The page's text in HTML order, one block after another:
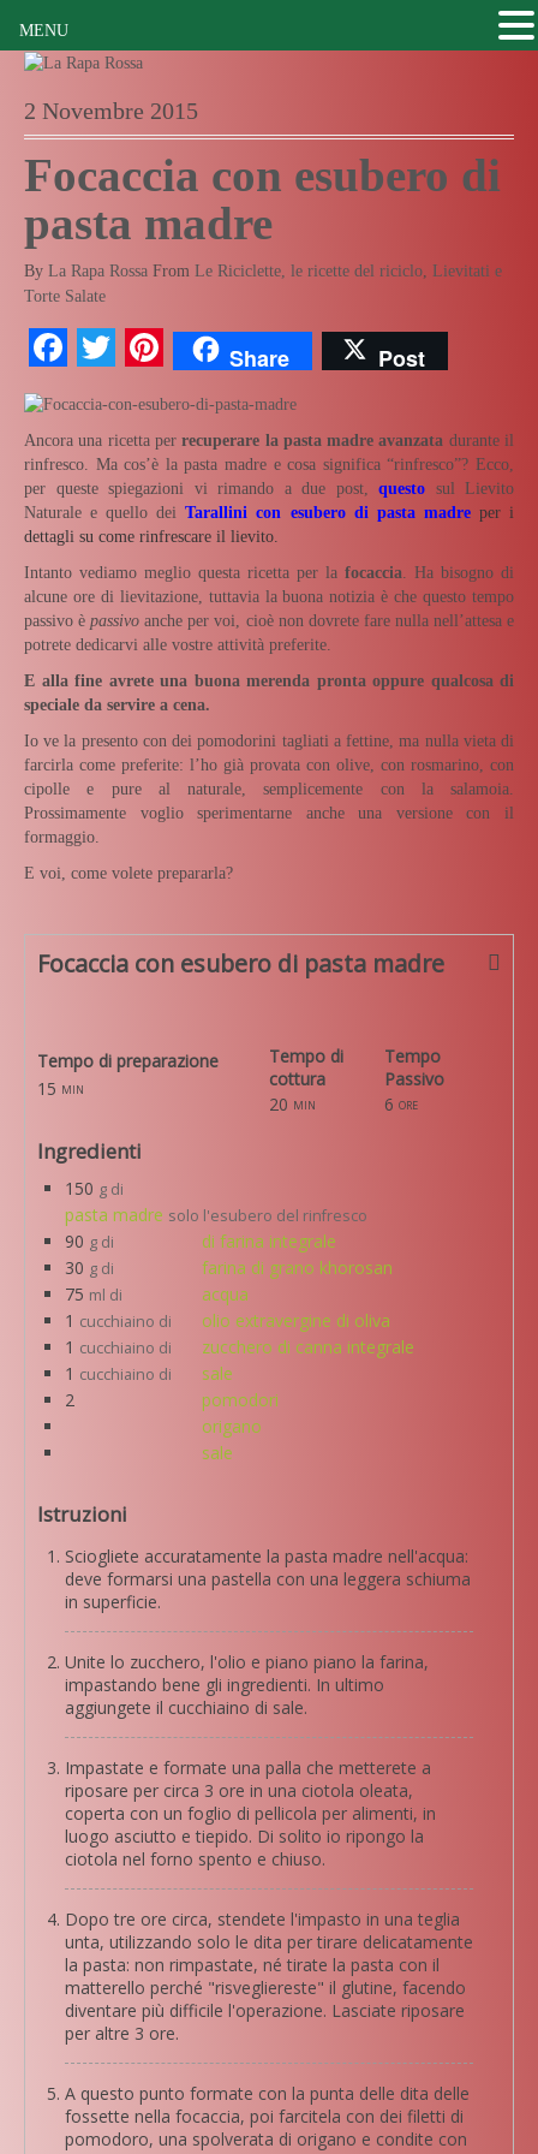
2 Novembre 2015
Focaccia con esubero di
pasta madre
By La Rapa Rossa From Le Riciclette, le ricette del riciclo, Lievitati e
Torte Salate
Facebook
TwitterPinterest
Share Post
Ancora una ricetta perrecuperare la pasta madre avanzata durante il
rinfresco. Ma cos’è la pasta madre e cosa significa “rinfresco”? Ecco,
per queste spiegazioni vi rimando a due post, questo sul Lievito
Naturale e quello deiTarallini con esubero di pasta madre per i
dettagli su come rinfrescare il lievito.
Intanto vediamo meglio questa ricetta per la focaccia . Ha bisogno di
alcune ore di lievitazione, tuttavia la buona notizia è che questo tempo
passivo èpassivo anche per voi, cioè non dovrete fare nulla nell’attesa e
potrete dedicarvi alle vostre attività preferite.
E alla fine avrete una buona merenda pronta oppure qualcosa di
speciale da servire a cena.
Io ve la presento con dei pomodorini tagliati a fettine, ma nulla vieta di
farcirla come preferite: l’ho già provata con olive, con rosmarino, con
cipolle e pure al naturale, semplicemente con la salamoia.
Prossimamente voglio sperimentarne anche una versione con il
formaggio.
E voi, come volete prepararla?
Focaccia con esubero di pasta madre
Tempo di preparazione
15 min
Tempo di
cottura
Tempo
Passivo
20 min 6 ore
Ingredienti
150 g di
pasta madre solo l'esubero del rinfresco
90 g di
di farina integrale
30 g di
farina di grano khorosan
75 ml di
acqua
1 cucchiaino di
olio extravergine di oliva
1 cucchiaino di
zucchero di canna integrale
1 cucchiaino di
sale
2
pomodori
origano
sale
Istruzioni
Sciogliete accuratamente la pasta madre nell'acqua:
deve formarsi una pastella con una leggera schiuma
in superficie.
Unite lo zucchero, l'olio e piano piano la farina,
impastando bene gli ingredienti. In ultimo
aggiungete il cucchiaino di sale.
Impastate e formate una palla che metterete a
riposare per circa 3 ore in una ciotola oleata,
coperta con un foglio di pellicola per alimenti, in
luogo asciutto e tiepido. Di solito io ripongo la
ciotola nel forno spento e chiuso.
Dopo tre ore circa, stendete l'impasto in una teglia
unta, utilizzando solo le dita per tirare delicatamente
la pasta: non rimpastate, né tirate la pasta con il
matterello perché "risvegliereste" il glutine, facendo
diventare più difficile l'operazione. Lasciate riposare
per altre 3 ore.
A questo punto formate con la punta delle dita delle
fossette nella focaccia, poi farcitela con dei filetti di
pomodoro, una spolverata di origano e condite con
MENU